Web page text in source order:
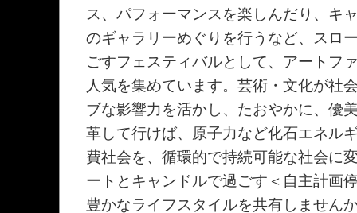
ス、パフォーマンスを楽しんだり、キ
のギャラリーめぐりを行うなど、スロ
ごすフェスティバルとして、アートフ
人気を集めています。芸術・文化が社
ブな影響力を活かし、たおやかに、優
革して行けば、原子力など化石エネル
費社会を、循環的で持続可能な社会に
ートとキャンドルで過ごす＜自主計画
豊かなライフスタイルを共有しません